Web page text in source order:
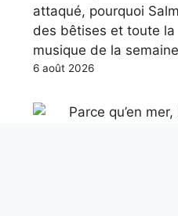
attaqué, pourquoi
des bêtises et toute la
musique de la semaine
6 août 2026